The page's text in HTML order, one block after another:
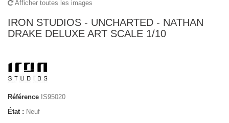
Afficher toutes les images
IRON STUDIOS - UNCHARTED - NATHAN
DRAKE DELUXE ART SCALE 1/10
Référence IS95020
État : Neuf